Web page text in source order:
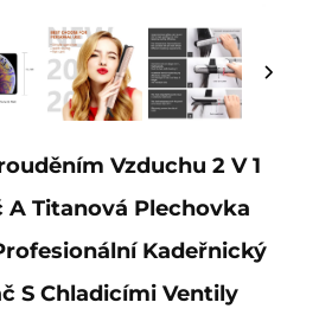
Vzduchu 2 V 1
Titanová Plechovka
Kadeřnický
S Chladicími Ventily